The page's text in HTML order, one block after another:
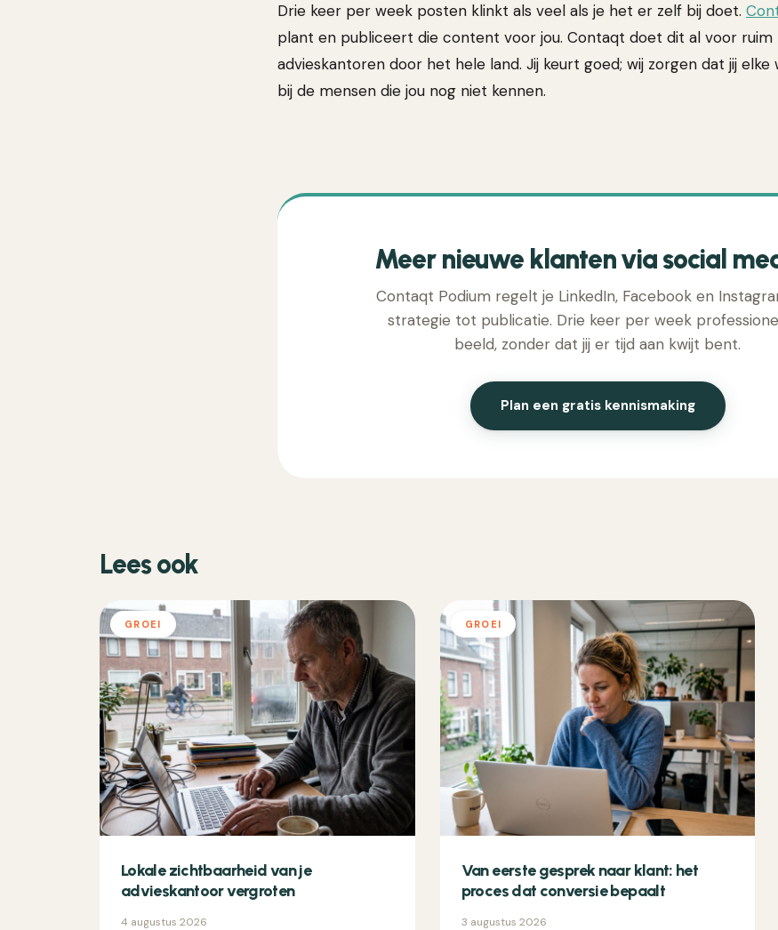
Drie keer per week posten klinkt als veel als je het er zelf bij doet.
plant en publiceert die content voor jou. Contaqt doet dit al voor
advieskantoren door het hele land. Jij keurt goed; wij zorgen dat jij
bij de mensen die jou nog niet kennen.
Meer nieuwe klanten via social
Contaqt Podium regelt je LinkedIn, Facebook en
strategie tot publicatie. Drie keer per week
beeld, zonder dat jij er tijd aan kwijt bent.
Plan een gratis kennismaking
Lees ook
GROEI
Lokale zichtbaarheid van je
advieskantoor vergroten
4 augustus 2026
GROEI
Van eerste gesprek naar klant: het
proces dat conversie bepaalt
3 augustus 2026